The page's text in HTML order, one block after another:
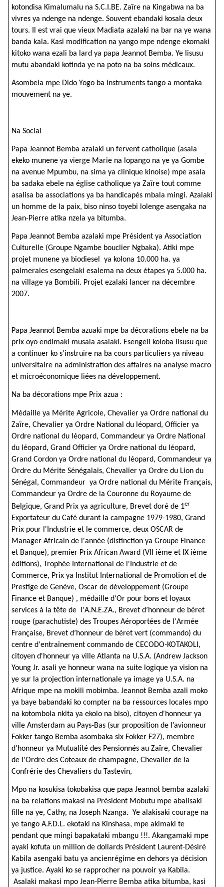
kotondisa Kimalumalu na S.C.I.BE. Zaïre na Kingabwa na ba
vivres ya ndenge na ndenge. Souvent ebandaki kosala deux
tours. Il est vrai que vieux Madiata azalaki na bar na ye wana
banda kala. Kasi modification na yango mpe ndenge ekomaki
kitoko wana ezali ba lard ya papa Jeannot Bemba. Ye lisusu
mutu abandaki kotinda ye na poto na ba soins médicaux.
Asombela mpe Dido Yogo ba instruments tango a montaka
mouvement na ye.
Na Social
Papa Jeannot Bemba azalaki un fervent catholique (asala
ekeko munene ya vierge Marie na lopango na ye ya Gombe
na avenue Mpumbu, na sima ya clinique kinoise) mpe asala
ba sadaka ebele na église catholique ya Zaïre tout comme
asalisa ba associations ya ba handicapés mbala mingi. Azalaki
un homme de la paix, biso ninso toyebi lolenge asengaka na
Jean-Pierre atika nzela ya bitumba.
Papa Jeannot Bemba azalaki mpe Président ya Association
Culturelle (Groupe Ngambe bouclier Ngbaka). Atiki mpe
projet munene ya biodiesel ya kolona 10.000 ha. ya
palmeraies esengelaki esalema na deux étapes ya 5.000 ha.
na village ya Bombili. Projet ezalaki lancer na décembre
2007.
Papa Jeannot Bemba azuaki mpe ba décorations ebele na ba
prix oyo endimaki musala asalaki. Esengeli koloba lisusu que
a continuer ko s’instruire na ba cours particuliers ya niveau
universitaire na administration des affaires na analyse macro
et microéconomique liées na développement.
Na ba décorations mpe Prix azua :
Médaille ya Mérite Agricole, Chevalier ya Ordre national du
Zaïre, Chevalier ya Ordre National du léopard, Officier ya
Ordre national du léopard, Commandeur ya Ordre National
du léopard, Grand Officier ya Ordre national du léopard,
Grand Cordon ya Ordre national du léopard, Commandeur ya
Ordre du Mérite Sénégalais, Chevalier ya Ordre du Lion du
Sénégal, Commandeur ya Ordre national du Mérite Français,
Commandeur ya Ordre de la Couronne du Royaume de
Belgique, Grand Prix ya agriculture, Brevet doré de 1er
Exportateur du Café durant la campagne 1979-1980, Grand
Prix pour l'Industrie et le commerce, deux OSCAR de
Manager Africain de l'année (distinction ya Groupe Finance
et Banque), premier Prix African Award (VII ième et IX ième
éditions), Trophée International de l'Industrie et de
Commerce, Prix ya Institut International de Promotion et de
Prestige de Genève, Oscar de développement (Groupe
Finance et Banque) , médaille d'Or pour bons et loyaux
services à la tête de l'A.N.E.ZA., Brevet d’honneur de béret
rouge (parachutiste) des Troupes Aéroportées de l'Armée
Française, Brevet d’honneur de béret vert (commando) du
centre d'entraînement commando de CECODO-KOTAKOLI,
citoyen d'honneur ya ville Atlanta na U.S.A. (Andrew Jackson
Young Jr. asali ye honneur wana na suite logique ya vision na
ye sur la projection internationale ya image ya U.S.A. na
Afrique mpe na mokili mobimba. Jeannot Bemba azali moko
ya baye babandaki ko compter na ba ressources locales mpo
na kotombola nkita ya ekolo na biso), citoyen d'honneur ya
ville Amsterdam au Pays-Bas (sur proposition de l’avionneur
Fokker tango Bemba asombaka six Fokker F27), membre
d'honneur ya Mutualité des Pensionnés au Zaïre, Chevalier
de l'Ordre des Coteaux de champagne, Chevalier de la
Confrérie des Chevaliers du Tastevin,
Mpo na kosukisa tokobakisa que papa Jeannot bemba azalaki
na ba relations makasi na Président Mobutu mpe abalisaki
fille na ye, Cathy, na Joseph Nzanga. Ye alakisaki courage na
ye tango A.F.D.L. ekotaki na Kinshasa, mpe akimaki te
pendant que mingi bapakataki mbangu !!!. Akangamaki mpe
ayaki kofuta un million de dollards Président Laurent-Désiré
Kabila asengaki batu ya ancienrégime en dehors ya décision
ya justice. Ayaki ko se rapprocher na pouvoir ya Kabila.
Asalaki makasi mpo Jean-Pierre Bemba atika bitumba, kasi